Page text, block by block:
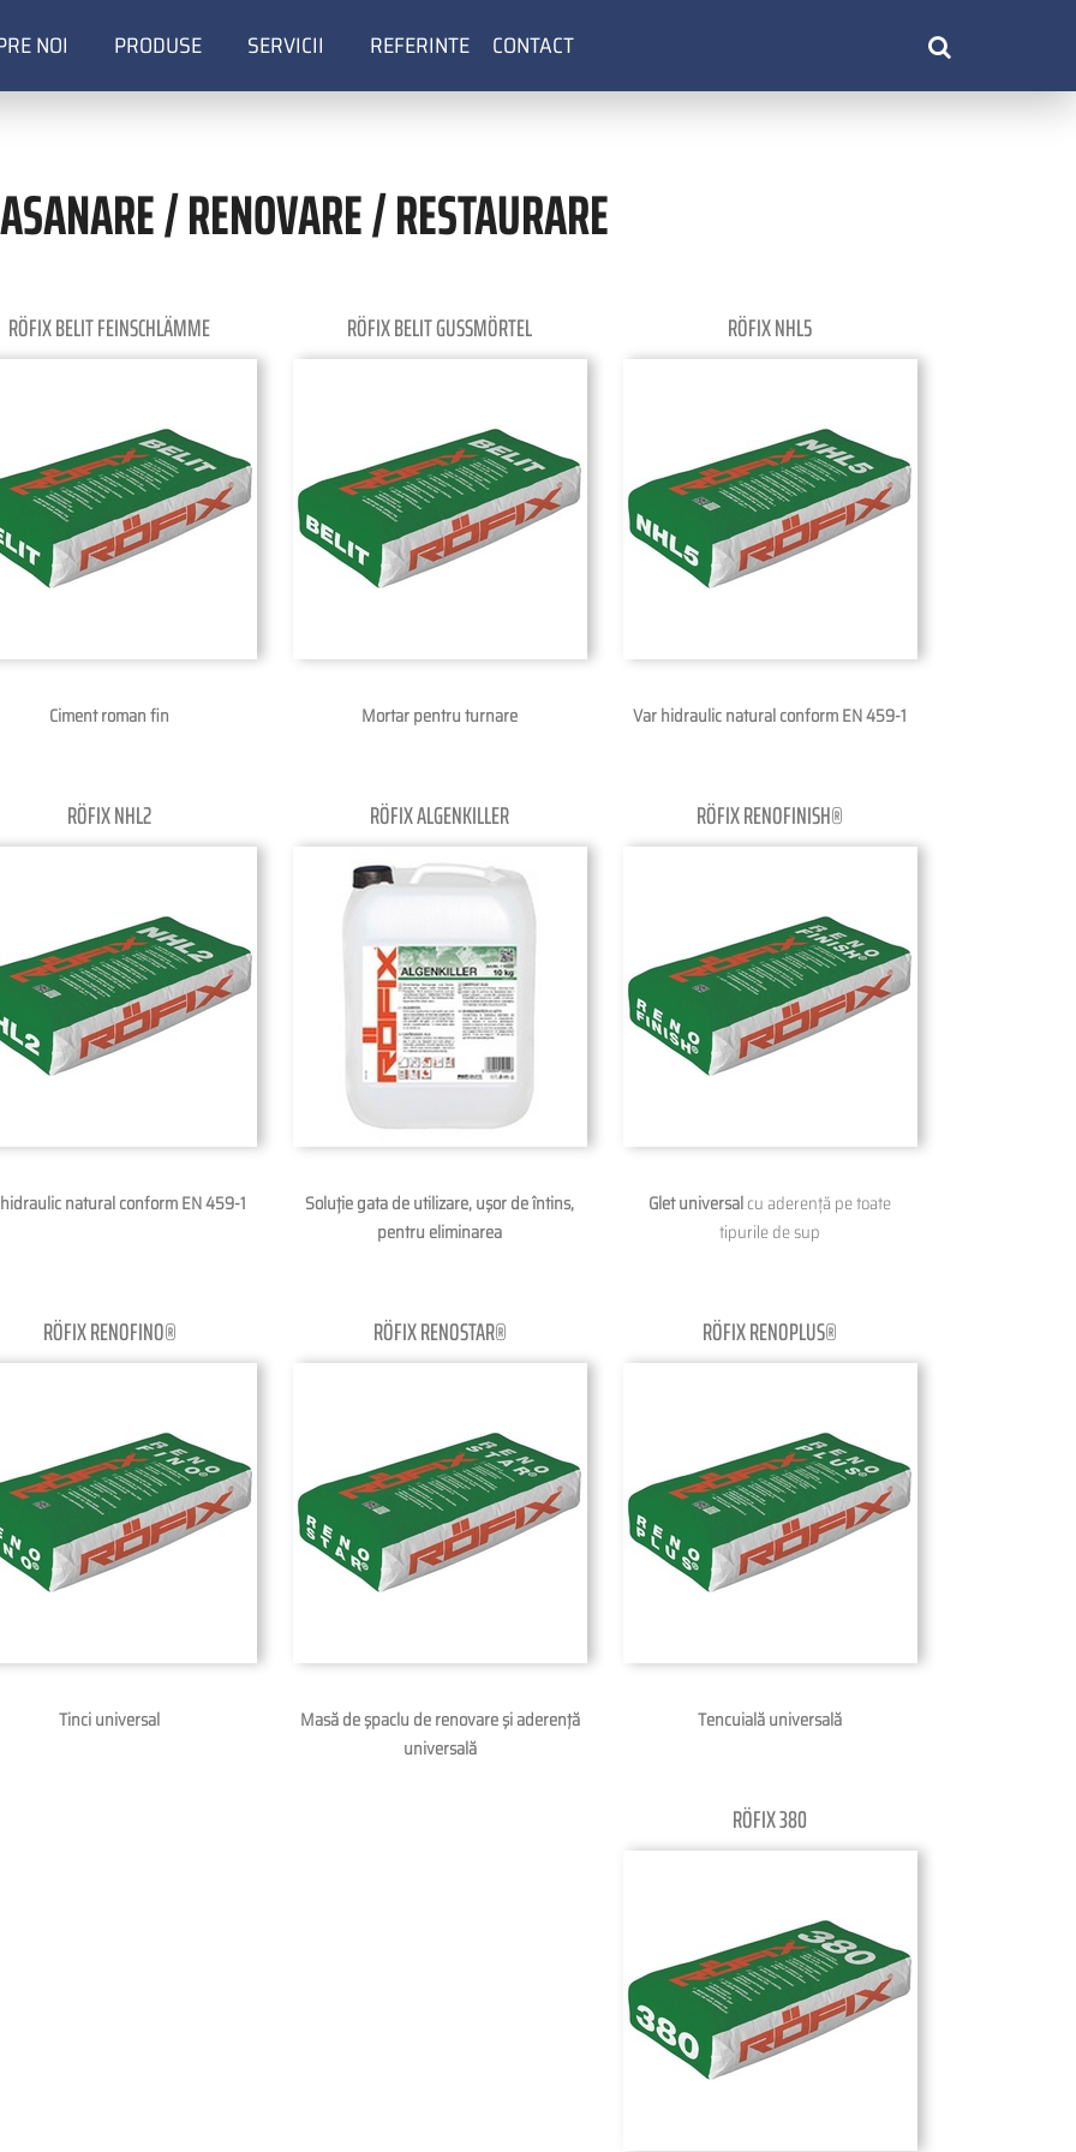
NOI PRODUSE SERVICII REFERINTE CONTACT
/ RENOVARE / RESTAURARE
RÖFIX BELIT FEINSCHLÄMME
Ciment roman fin
RÖFIX BELIT GUSSMÖRTEL
Mortar pentru turnare
RÖFIX NHL5
Var hidraulic natural conform EN 459-1
RÖFIX NHL2
natural conform EN 459-1
RÖFIX ALGENKILLER
Soluție gata de utilizare, uşor de întins,
pentru eliminarea
RÖFIX RENOFINISH®
Glet universalcu aderență pe toate
tipurile de sup
RÖFIX RENOFINO®
Tinci universal
RÖFIX RENOSTAR®
Masă de şpaclu de renovare şi aderenţă
universală
RÖFIX RENOPLUS®
Tencuială universală
RÖFIX 380